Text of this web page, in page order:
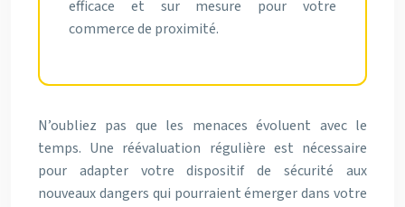
efficace et sur mesure pour votre
commerce de proximité.
N’oubliez pas que les menaces évoluent avec le
temps. Une réévaluation régulière est nécessaire
pour adapter votre dispositif de sécurité aux
nouveaux dangers qui pourraient émerger dans votre